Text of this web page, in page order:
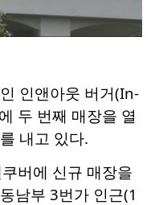
인앤아웃 버거(In-
두 번째 매장을 열
내고 있다.
버에 신규 매장을
남부 3번가 인근(1